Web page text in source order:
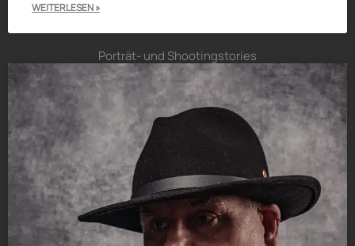
WEITERLESEN »
Porträt- und Shootingstories